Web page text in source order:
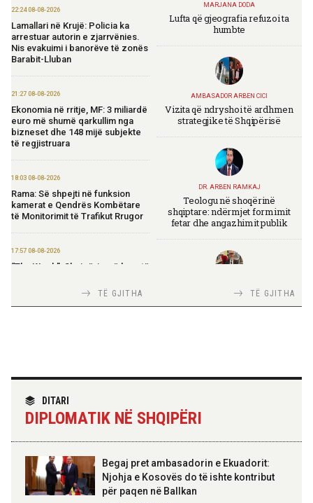
22:24 08-08-2026
Lamallari në Krujë: Policia ka
arrestuar autorin e zjarrvënies.
Nis evakuimi i banorëve të zonës
Barabit-Lluban
21:27 08-08-2026
Ekonomia në rritje, MF: 3 miliardë
euro më shumë qarkullim nga
bizneset dhe 148 mijë subjekte
të regjistruara
18:03 08-08-2026
Rama: Së shpejti në funksion
kamerat e Qendrës Kombëtare
të Monitorimit të Trafikut Rrugor
17:57 08-08-2026
“The Week”: Shqipëria, në krye të
Lorik Cana rrëfen fillimet e
karrierës: Nga emigrimi, refuzimi
i vizës te prova me PSG-në
13:19 08-08-2026
Vijojnë punimet për Muzeun
Hebraik në Vlorë, Gonxhja:
Promovim i kujtesës së
TË GJITHA
MARJANA DODA
Lufta që gjeografia refuzoi ta
humbte
AMBASADOR ARBEN CICI
Vizita që ndryshoi të ardhmen
strategjike të Shqipërisë
DR. ARBEN RAMKAJ
Teologu në shoqërinë
shqiptare: ndërmjet formimit
fetar dhe angazhimit publik
TIRANA DIPLOMAT
TIRANA DIPLOMAT
Skënderbeut dhe Ismail
TË GJITHA
DITARI
DIPLOMATIK NË SHQIPËRI
Begaj pret ambasadorin e Ekuadorit:
Njohja e Kosovës do të ishte kontribut
për paqen në Ballkan